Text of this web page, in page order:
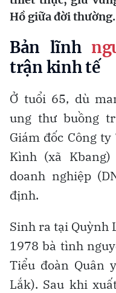
Hồ giữa đời thường.
Bản lĩnh
trận kinh tế
Ở tuổi 65, dù
ung thư buồng
Giám đốc Công
Kình (xã
doanh nghiệp
định.
Sinh ra tại Quỳnh
1978 bà tình
Tiểu đoàn Quân
Lắk). Sau khi